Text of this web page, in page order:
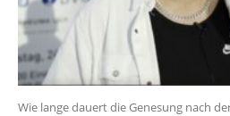
Wie lange dauert die Genesung nach